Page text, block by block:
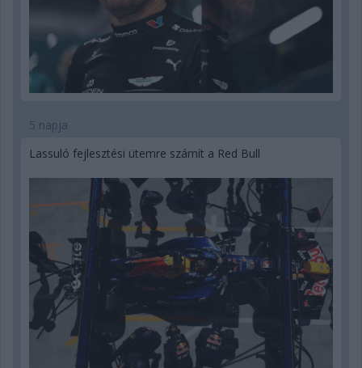
5 napja
Lassuló fejlesztési ütemre számít a Red Bull